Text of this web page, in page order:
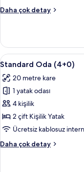
Daha çok detay
Standard
daha
fazla
detay
Standard
Oda
(4+0)
için
tüm
fotoğrafları
görün
2
Standard Oda (4+0)
20 metre kare
1 yatak odası
4 kişilik
2 çift Kişilik Yatak
Ücretsiz kablosuz
Daha çok detay
Standard